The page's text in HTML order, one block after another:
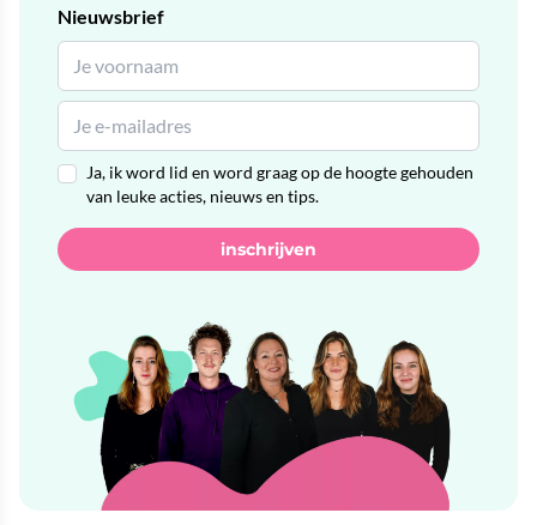
Nieuwsbrief
Ja, ik word lid en word graag op de hoogte gehouden
van leuke acties, nieuws en tips.